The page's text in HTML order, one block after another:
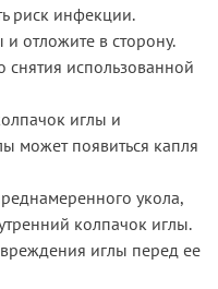
риск инфекции.
отложите в сторону.
снятия использованной
иглы и
может появиться капля
укола,
колпачок иглы.
иглы перед ее